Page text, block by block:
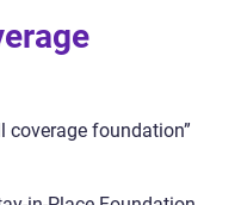
coverage foundation”